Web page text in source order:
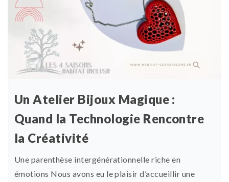
Un Atelier Bijoux Magique :
Quand la Technologie Rencontre
la Créativité
Une parenthèse intergénérationnelle riche en
émotions Nous avons eu le plaisir d’accueillir une